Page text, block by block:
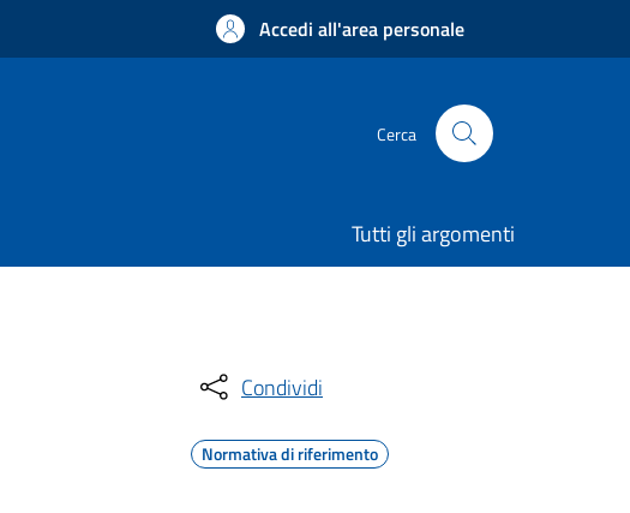
Accedi all'area personale
Cerca
Tutti gli argomenti
Condividi
Normativa di riferimento